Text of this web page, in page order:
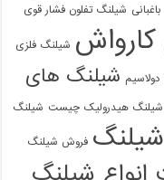
شیلنگ تفلون فشار قوی
شیلنگ فلزی
شیلنگ های
شیلنگ هیدرولیک چیست شیلنگ
فروش شیلنگ